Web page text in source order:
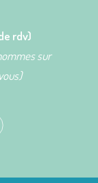
rdv)
sur